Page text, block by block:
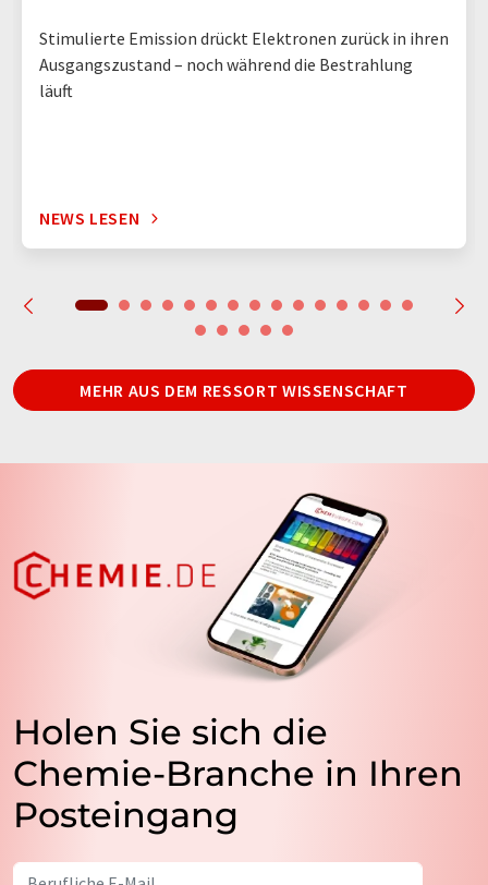
Stimulierte Emission drückt Elektronen zurück in ihren
Ausgangszustand – noch während die Bestrahlung
läuft
NEWS LESEN
MEHR AUS DEM RESSORT WISSENSCHAFT
Holen Sie sich die
Chemie-Branche in Ihren
Posteingang